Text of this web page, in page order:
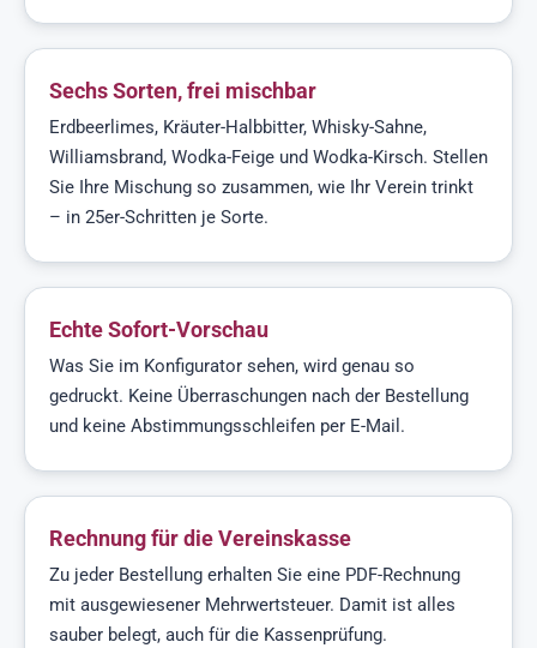
Sechs Sorten, frei mischbar
Erdbeerlimes, Kräuter-Halbbitter, Whisky-Sahne,
Williamsbrand, Wodka-Feige und Wodka-Kirsch. Stellen
Sie Ihre Mischung so zusammen, wie Ihr Verein trinkt
– in 25er-Schritten je Sorte.
Echte Sofort-Vorschau
Was Sie im Konfigurator sehen, wird genau so
gedruckt. Keine Überraschungen nach der Bestellung
und keine Abstimmungsschleifen per E-Mail.
Rechnung für die Vereinskasse
Zu jeder Bestellung erhalten Sie eine PDF-Rechnung
mit ausgewiesener Mehrwertsteuer. Damit ist alles
sauber belegt, auch für die Kassenprüfung.